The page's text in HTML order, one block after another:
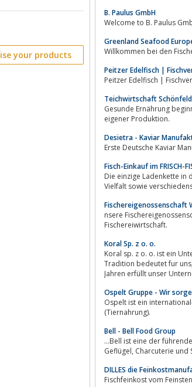
your products
B. Paulus GmbH
Welcome to B. Paulus
Greenland Seafood
Willkommen bei den
Peitzer Edelfisch |
Peitzer Edelfisch |
Teichwirtschaft
Gesunde Ernährung beginnt bei der
eigener Produktion.
Desietra - Kaviar
Erste Deutsche Kaviar
Fisch-Einkauf im FRISCH-
Die einzige Ladenkette in der Schweiz, wo das ganze Jahr über die Produkte aus dem
Vielfalt sowie
Fischereigenossenschaft
nsere
Fischereiwirtschaft.
Koral Sp. z o. o.
Koral sp. z o. o. ist ein
Tradition bedeutet fur
Jahren erfüllt unser
Ospelt Gruppe - Wir
Ospelt ist ein internationaler
(Tiernahrung).
Bell - Bell Food Group
...Bell ist eine der
Geflügel, Charcuterie
DILLES die
Fischfeinkost vom Feinsten